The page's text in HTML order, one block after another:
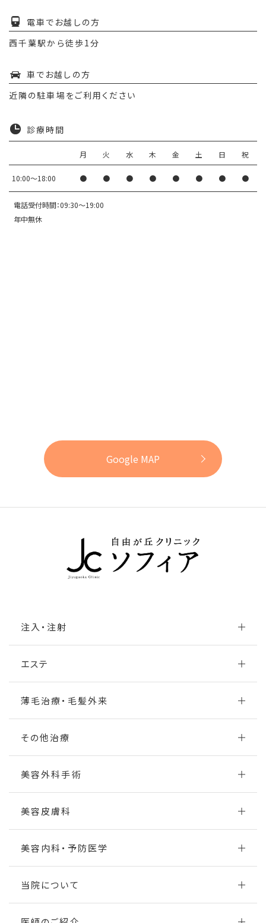
電車でお越しの方
西千葉駅から徒歩1分
車でお越しの方
近隣の駐車場をご利用ください
診療時間
月 火 水 木 金 土 日 祝
10:00〜18:00 ● ● ● ● ● ● ● ●
電話受付時間：09:30～19:00
年中無休
Google MAP
注入・注射
エステ
薄毛治療・毛髪外来
その他治療
美容外科手術
美容皮膚科
美容内科・予防医学
当院について